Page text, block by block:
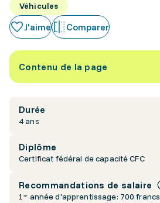
Véhicules
J'aime Comparer
Contenu de la page
Durée
4 ans
Diplôme
Certificat fédéral de capacité CFC
Recommandations de salaire
1ʳᵉ année d'apprentissage: 700 francs